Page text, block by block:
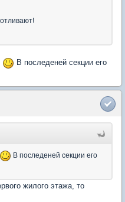
В последеней секции его
В последеней секции его
жилого этажа, то